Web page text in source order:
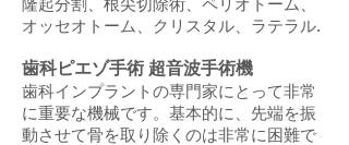
隆起分割、根尖切除術、ペリオトーム、
オッセオトーム、クリスタル、ラテラル.
歯科ピエゾ手術 超音波手術機
歯科インプラントの専門家にとって非常
に重要な機械です。基本的に、先端を振
動させて骨を取り除くのは非常に困難で